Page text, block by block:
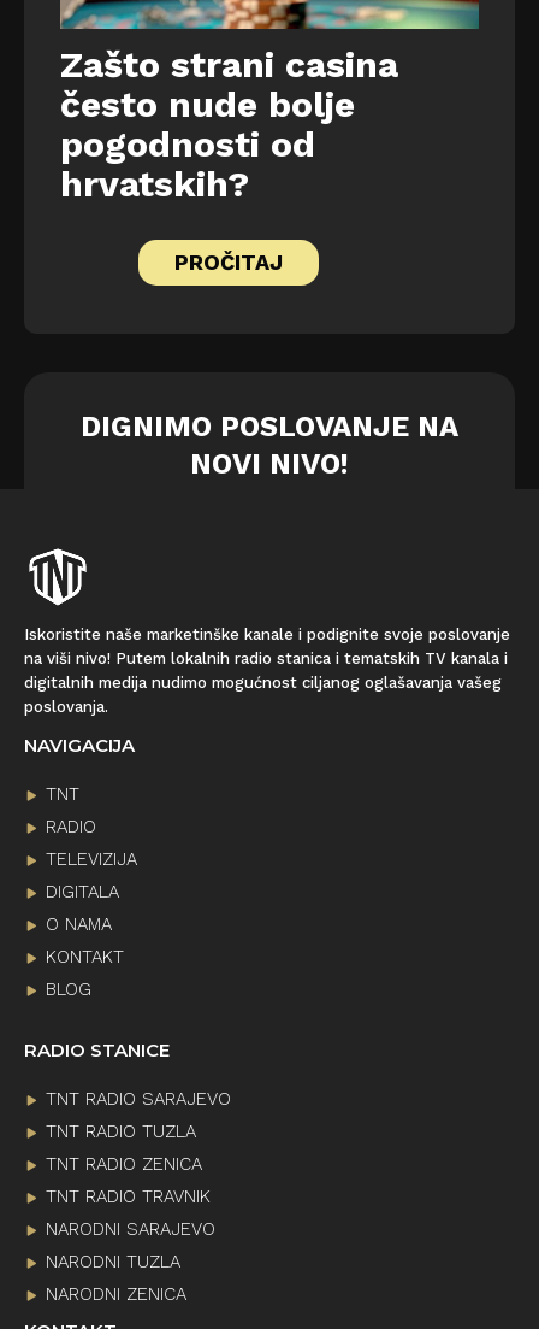
Zašto strani casina
često nude bolje
pogodnosti od
hrvatskih?
PROČITAJ
DIGNIMO POSLOVANJE NA
NOVI NIVO!
Iskoristite naše marketinške kanale i podignite svoje poslovanje
na viši nivo! Putem lokalnih radio stanica i tematskih TV kanala i
digitalnih medija nudimo mogućnost ciljanog oglašavanja vašeg
poslovanja.
NAVIGACIJA
TNT
RADIO
TELEVIZIJA
DIGITALA
O NAMA
KONTAKT
BLOG
RADIO STANICE
TNT RADIO SARAJEVO
TNT RADIO TUZLA
TNT RADIO ZENICA
TNT RADIO TRAVNIK
NARODNI SARAJEVO
NARODNI TUZLA
NARODNI ZENICA